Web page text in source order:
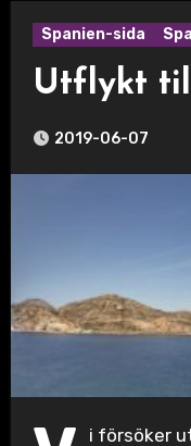
Spanien-sida
Utflykt
2019-06-07
i försöker